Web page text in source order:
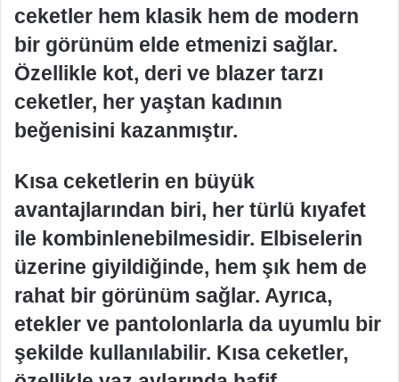
ceketler hem klasik hem de modern
bir görünüm elde etmenizi sağlar.
Özellikle kot, deri ve blazer tarzı
ceketler, her yaştan kadının
beğenisini kazanmıştır.
Kısa ceketlerin en büyük
avantajlarından biri, her türlü kıyafet
ile kombinlenebilmesidir. Elbiselerin
üzerine giyildiğinde, hem şık hem de
rahat bir görünüm sağlar. Ayrıca,
etekler ve pantolonlarla da uyumlu bir
şekilde kullanılabilir. Kısa ceketler,